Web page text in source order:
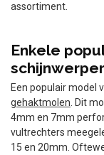
assortiment.
Enkele
Een populair model
gehaktmolen . Dit
4mm en 7mm
vultrechters
15 en 20mm.